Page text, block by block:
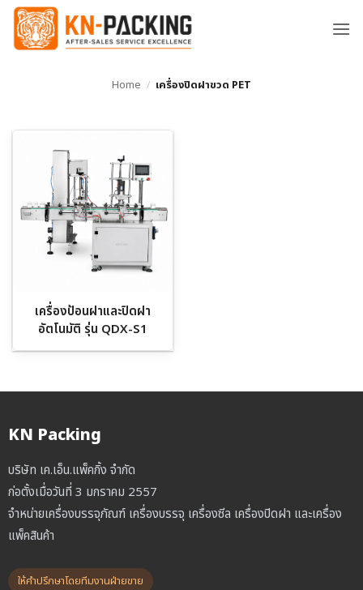
ข้าม
ยัง
Home / เครื่องปิดฝาขวด PET
เครื่องป้อนฝาและปิดฝา
อัตโนมัติ รุ่น QDX-S1
KN Packing
บริษัท เค.เอ็น.แพ็คกิ้ง จำกัด
ก่อตั้งเมื่อวันที่ 3 มกราคม 2557
จำหน่ายเครื่องบรรจุภัณฑ์ เครื่องบรรจุ เครื่องซีล เครื่องปิดฝา และเครื่อง
แพ็คสินค้า
ให้คำปรึกษาโดยทีมงานฝ่ายขาย